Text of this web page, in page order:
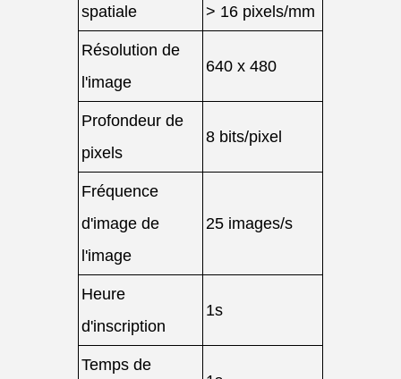
spatiale > 16 pixels/mm
Résolution de
l'image
640 x 480
Profondeur de
pixels
8 bits/pixel
Fréquence
d'image de
l'image
25 images/s
Heure
d'inscription
1s
Temps de